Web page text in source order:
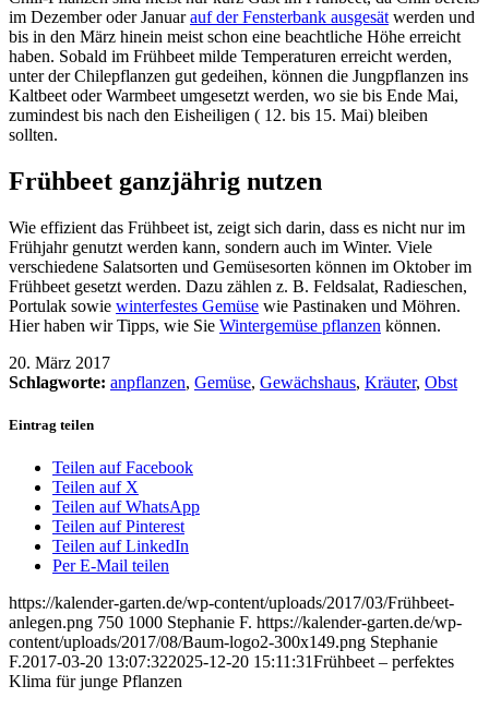
im Dezember oder Januarauf der Fensterbank ausgesät werden und
bis in den März hinein meist schon eine beachtliche Höhe erreicht
haben. Sobald im Frühbeet milde Temperaturen erreicht werden,
unter der Chilepflanzen gut gedeihen, können die Jungpflanzen ins
Kaltbeet oder Warmbeet umgesetzt werden, wo sie bis Ende Mai,
zumindest bis nach den Eisheiligen ( 12. bis 15. Mai) bleiben
sollten.
Frühbeet ganzjährig nutzen
Wie effizient das Frühbeet ist, zeigt sich darin, dass es nicht nur im
Frühjahr genutzt werden kann, sondern auch im Winter. Viele
verschiedene Salatsorten und Gemüsesorten können im Oktober im
Frühbeet gesetzt werden. Dazu zählen z. B. Feldsalat, Radieschen,
Portulak sowie winterfestes Gemüse wie Pastinaken und Möhren.
Hier haben wir Tipps, wie Sie Wintergemüse pflanzen können.
20. März 2017
Schlagworte: anpflanzen, Gemüse, Gewächshaus, Kräuter, Obst
Eintrag teilen
Teilen auf Facebook
Teilen auf X
Teilen auf WhatsApp
Teilen auf Pinterest
Teilen auf LinkedIn
Per E-Mail teilen
https://kalender-garten.de/wp-content/uploads/2017/03/Frühbeet-
anlegen.png 750 1000 Stephanie F. https://kalender-garten.de/wp-
content/uploads/2017/08/Baum-logo2-300x149.png Stephanie
F.2017-03-20 13:07:322025-12-20 15:11:31Frühbeet – perfektes
Klima für junge Pflanzen